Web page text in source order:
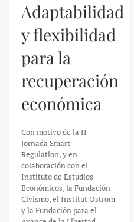
Regulación
en las VTCs
– Álvaro
Martín
https://
content/uploads/2022/05/
Este informe analiza las
dinámicas del sector de los
VTC en España tras la
aprobación del Real
Decreto 13/2018, a través
del…
LEER MÁS…